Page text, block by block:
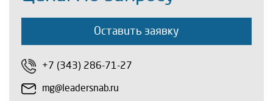
Оставить заявку
+7 (343) 286-71-27
mg@leadersnab.ru